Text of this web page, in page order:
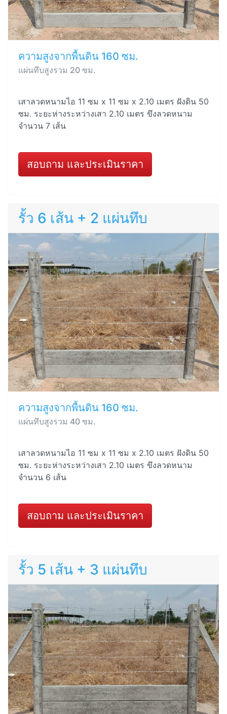
ความสูงจากพื้นดิน 160 ซม.
แผ่นทึบสูงรวม 20 ซม.
เสาลวดหนามไอ 11 ซม x 11 ซม x 2.10 เมตร ฝังดิน 50
ซม. ระยะห่างระหว่างเสา 2.10 เมตร ขึงลวดหนาม
จำนวน 7 เส้น
สอบถาม และประเมินราคา
รั้ว 6 เส้น + 2 แผ่นทึบ
ความสูงจากพื้นดิน 160 ซม.
แผ่นทึบสูงรวม 40 ซม.
เสาลวดหนามไอ 11 ซม x 11 ซม x 2.10 เมตร ฝังดิน 50
ซม. ระยะห่างระหว่างเสา 2.10 เมตร ขึงลวดหนาม
จำนวน 6 เส้น
สอบถาม และประเมินราคา
รั้ว 5 เส้น + 3 แผ่นทึบ